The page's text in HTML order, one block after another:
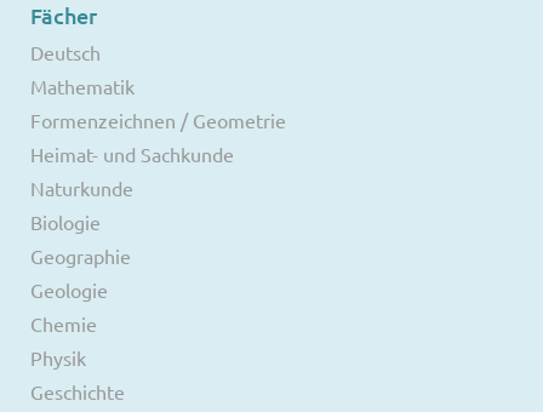
Fächer
Deutsch
Mathematik
Formenzeichnen / Geometrie
Heimat- und Sachkunde
Naturkunde
Biologie
Geographie
Geologie
Chemie
Physik
Geschichte